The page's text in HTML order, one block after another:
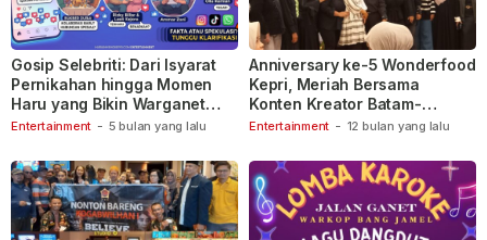
Entertainment - 5 bulan yang lalu
Gosip Selebriti: Dari Isyarat
Pernikahan hingga Momen
Haru yang Bikin Warganet
Berspekulasi
Entertainment - 12 bulan yang lalu
Anniversary ke-5 Wonderfood
Kepri, Meriah Bersama
Konten Kreator Batam-
Tanjungpinang